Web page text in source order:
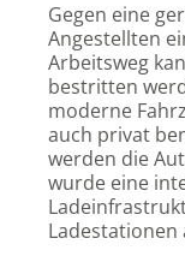
Gegen eine
Angestellten
Arbeitsweg
bestritten
moderne
auch privat
werden die
wurde eine
Ladestationen